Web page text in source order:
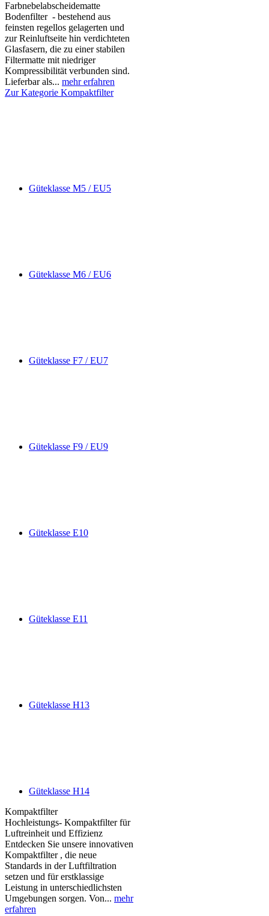
Farbnebelabscheidematte
Bodenfilter - bestehend aus
feinsten regellos gelagerten und
zur Reinluftseite hin verdichteten
Glasfasern, die zu einer stabilen
Filtermatte mit niedriger
Kompressibilität verbunden sind.
Lieferbar als... mehr erfahren
Zur Kategorie Kompaktfilter
Güteklasse M5 / EU5
Güteklasse M6 / EU6
Güteklasse F7 / EU7
Güteklasse F9 / EU9
Güteklasse E10
Güteklasse E11
Güteklasse H13
Güteklasse H14
Kompaktfilter
Hochleistungs- Kompaktfilter für
Luftreinheit und Effizienz
Entdecken Sie unsere innovativen
Kompaktfilter , die neue
Standards in der Luftfiltration
setzen und für erstklassige
Leistung in unterschiedlichsten
Umgebungen sorgen. Von... mehr
erfahren